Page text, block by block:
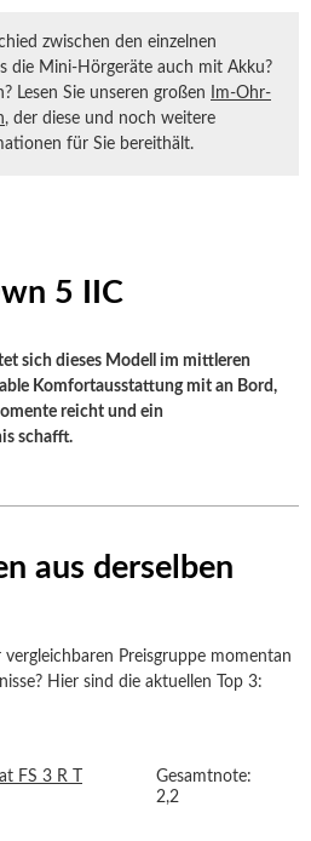
zwischen den einzelnen
die Mini-Hörgeräte auch mit Akku?
Lesen Sie unseren großen
Im-Ohr-
, der diese und noch weitere
für Sie bereithält.
5 IIC
sich dieses Modell im mittleren
Komfortausstattung mit an Bord,
reicht und ein
schafft.
aus derselben
Preisgruppe momentan
Hier sind die aktuellen Top 3:
FS 3 R T
Gesamtnote:
2,2